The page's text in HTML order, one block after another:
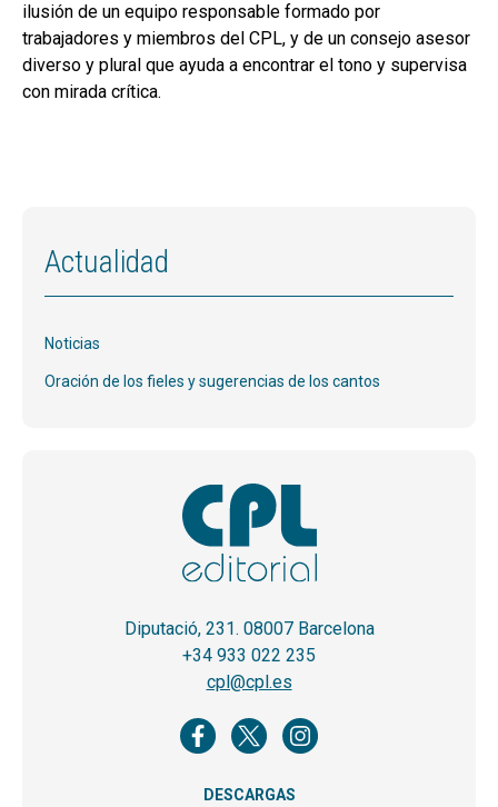
ilusión de un equipo responsable formado por
trabajadores y miembros del CPL, y de un consejo asesor
diverso y plural que ayuda a encontrar el tono y supervisa
con mirada crítica.
Actualidad
Noticias
Oración de los fieles y sugerencias de los cantos
Diputació, 231. 08007 Barcelona
+34 933 022 235
cpl@cpl.es
DESCARGAS